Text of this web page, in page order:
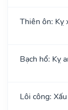
Thiên ôn: Kỵ
Bạch hổ: Kỵ
Lôi công: